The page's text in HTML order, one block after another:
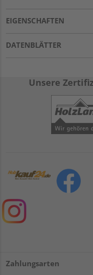
EIGENSCHAFTEN
DATENBLÄTTER
Unsere
Zahlungsarten